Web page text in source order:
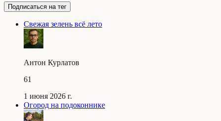
Подписаться на тег
Свежая зелень всё лето
Антон Курлатов
61
1 июня 2026 г.
Огород на подоконнике